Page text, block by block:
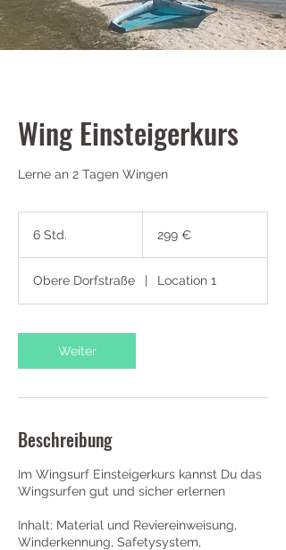
Wing Einsteigerkurs
Lerne an 2 Tagen Wingen
6 Std.
d
.
299 €
Obere Dorfstraße | Location 1
Weiter
Beschreibung
Im Wingsurf Einsteigerkurs kannst Du das
Wingsurfen gut und sicher erlernen
Inhalt: Material und Reviereinweisung,
Winderkennung, Safetysystem,